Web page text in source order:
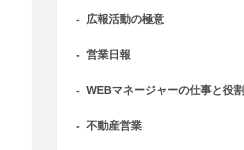
- 広報活動の極意
- 営業日報
- WEBマネージャーの仕事と役割
- 不動産営業